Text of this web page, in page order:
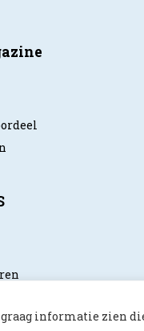
informatie zien